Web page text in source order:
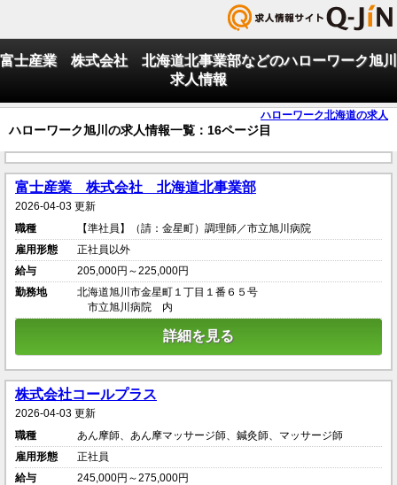
富士産業 株式会社 北海道北事業部などのハローワーク旭川
求人情報
ハローワーク北海道の求人
ハローワーク旭川の求人情報一覧：16ページ目
富士産業 株式会社 北海道北事業部
2026-04-03 更新
職種
【準社員】（請：金星町）調理師／市立旭川病院
雇用形態
正社員以外
給与
205,000円～225,000円
勤務地
北海道旭川市金星町１丁目１番６５号
市立旭川病院 内
詳細を見る
株式会社コールプラス
2026-04-03 更新
職種
あん摩師、あん摩マッサージ師、鍼灸師、マッサージ師
雇用形態
正社員
給与
245,000円～275,000円